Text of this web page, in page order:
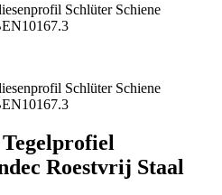
Roestvrij Staal